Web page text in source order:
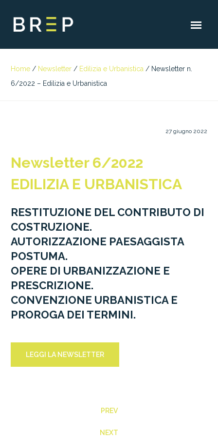
Home / Newsletter / Edilizia e Urbanistica / Newsletter n.
6/2022 – Edilizia e Urbanistica
27 giugno 2022
Newsletter 6/2022
EDILIZIA E URBANISTICA
RESTITUZIONE DEL CONTRIBUTO DI
COSTRUZIONE.
AUTORIZZAZIONE PAESAGGISTA
POSTUMA.
OPERE DI URBANIZZAZIONE E
PRESCRIZIONE.
CONVENZIONE URBANISTICA E
PROROGA DEI TERMINI.
LEGGI LA NEWSLETTER
PREV
NEXT